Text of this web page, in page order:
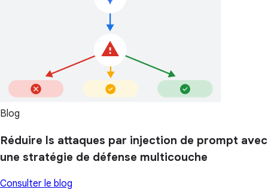
Blog
Réduire ls attaques par injection de prompt avec
une stratégie de défense multicouche
Consulter le blog